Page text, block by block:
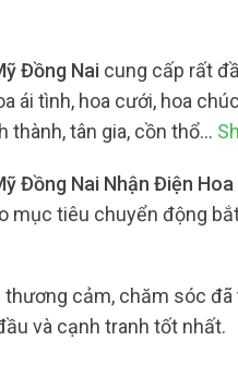
Đồng Nai cung cấp rất
ái tình, hoa cưới, hoa
thành, tân gia, cồn thổ…
Đồng Nai Nhận Điện Hoa
mục tiêu chuyển động
thương cảm, chăm sóc
và cạnh tranh tốt nhất.